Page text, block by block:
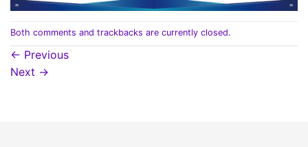
Both comments and trackbacks are currently closed.
← Previous
Next →